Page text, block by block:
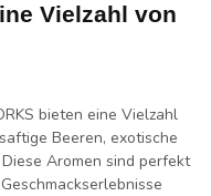
Vielzahl von
bieten eine Vielzahl
Beeren, exotische
Aromen sind perfekt